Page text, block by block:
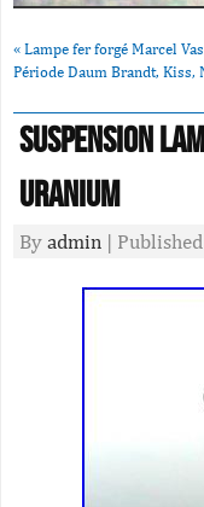
« Lampe fer forgé Marcel
Période Daum Brandt, Kiss,
Suspension
Uranium
By admin | Published